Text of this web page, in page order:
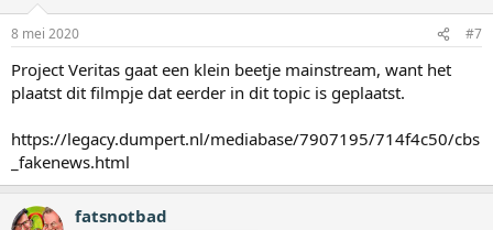
8 mei 2020 #7
Project Veritas gaat een klein beetje mainstream, want het
plaatst dit filmpje dat eerder in dit topic is geplaatst.
https://legacy.dumpert.nl/mediabase/7907195/714f4c50/cbs
_fakenews.html
fatsnotbad